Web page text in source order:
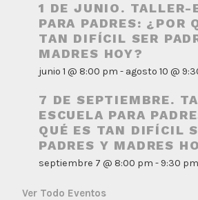
1 DE JUNIO. TALLER-
PARA PADRES: ¿POR
TAN DIFÍCIL SER
MADRES HOY?
junio 1 @ 8:00 pm - agosto 10 @
7 DE SEPTIEMBRE.
ESCUELA PARA
QUÉ ES TAN DIFÍCIL
PADRES Y MADRES
septiembre 7 @ 8:00 pm -9:30 pm
Ver Todo Eventos